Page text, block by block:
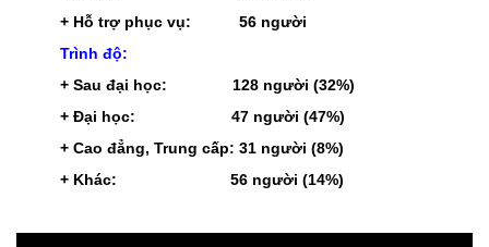
+ Hỗ trợ phục vụ: 56 người
Trình độ:
+ Sau đại học: 128 người (32%)
+ Đại học: 47 người (47%)
+ Cao đẳng, Trung cấp: 31 người (8%)
+ Khác: 56 người (14%)